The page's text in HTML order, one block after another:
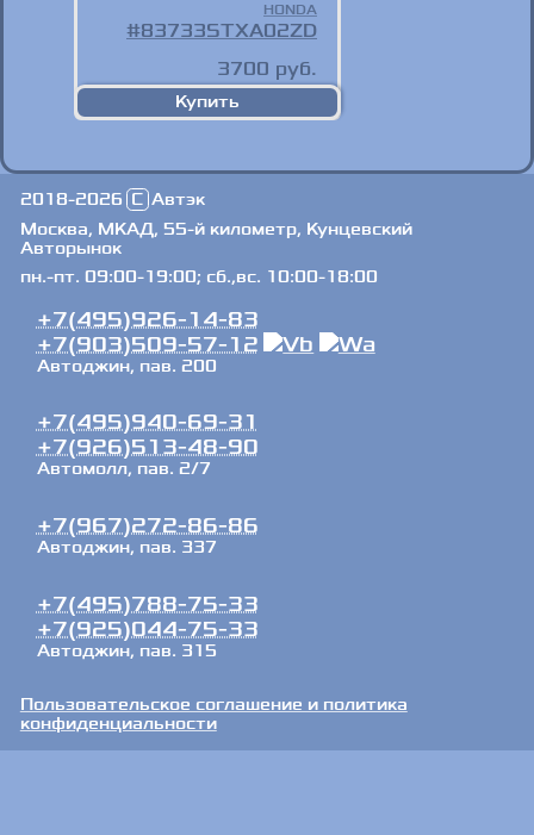
HONDA
83733STXA02ZD
3700 руб.
2018-2026 C Автэк
Москва, МКАД, 55-й километр, Кунцевский
Авторынок
пн.-пт. 09:00-19:00; сб.,вс. 10:00-18:00
+7(495)926-14-83
+7(903)509-57-12
Автоджин, пав. 200
+7(495)940-69-31
+7(926)513-48-90
Автомолл, пав. 2/7
+7(967)272-86-86
Автоджин, пав. 337
+7(495)788-75-33
+7(925)044-75-33
Автоджин, пав. 315
Пользовательское соглашение и политика
конфиденциальности